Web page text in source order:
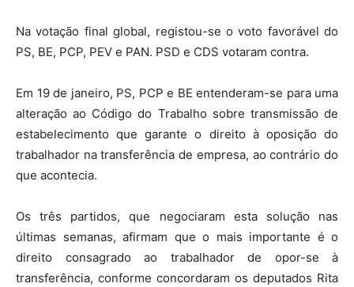
Na votação final global, registou-se o voto favorável do
PS, BE, PCP, PEV e PAN. PSD e CDS votaram contra.
Em 19 de janeiro, PS, PCP e BE entenderam-se para uma
alteração ao Código do Trabalho sobre transmissão de
estabelecimento que garante o direito à oposição do
trabalhador na transferência de empresa, ao contrário do
que acontecia.
Os três partidos, que negociaram esta solução nas
últimas semanas, afirmam que o mais importante é o
direito consagrado ao trabalhador de opor-se à
transferência, conforme concordaram os deputados Rita